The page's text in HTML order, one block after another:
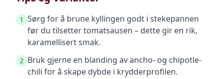
1 Sørg for å brune kyllingen godt i stekepannen
før du tilsetter tomatsausen – dette gir en rik,
karamellisert smak.
2 Bruk gjerne en blanding av ancho- og chipotle-
chili for å skape dybde i krydderprofilen.